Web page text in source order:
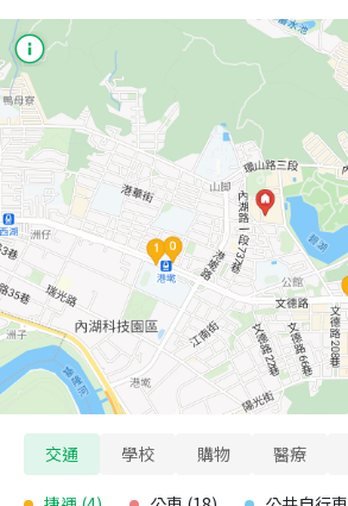
交通 學校 購物 醫療